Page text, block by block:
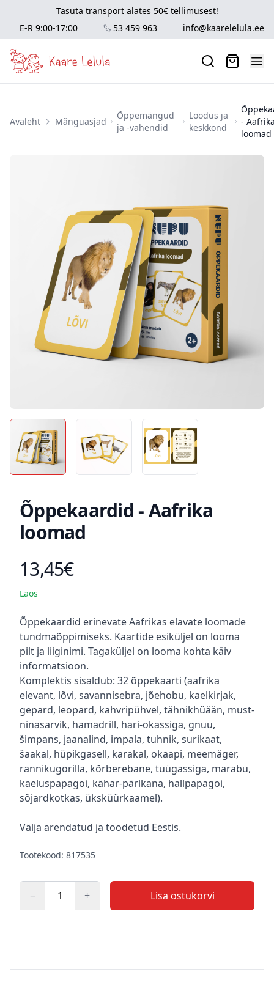
Tasuta transport alates 50€ tellimusest!
E-R 9:00-17:00
53 459 963 info@kaarelelula.ee
Avaleht Mänguasjad
Õppemängud
ja -vahendid
Loodus ja
keskkond
-
loomad
Õppekaardid - Aafrika
loomad
Toote hind
13,45€
Laos
Kirjeldus
Õppekaardid erinevate Aafrikas elavate loomade
tundmaõppimiseks. Kaartide esiküljel on looma
pilt ja liiginimi. Tagaküljel on looma kohta käiv
informatsioon.
Komplektis sisaldub: 32 õppekaarti (aafrika
elevant, lõvi, savannisebra, jõehobu, kaelkirjak,
gepard, leopard, kahvripühvel, tähnikhüään, must-
ninasarvik, hamadrill, hari-okassiga, gnuu,
šimpans, jaanalind, impala, tuhnik, surikaat,
šaakal, hüpikgasell, karakal, okaapi, meemäger,
rannikugorilla, kõrberebane, tüügassiga, marabu,
kaeluspapagoi, kähar-pärlkana, hallpapagoi,
sõjardkotkas, üksküürkaamel).
Välja arendatud ja toodetud Eestis.
Tootekood: 817535
− + Lisa ostukorvi